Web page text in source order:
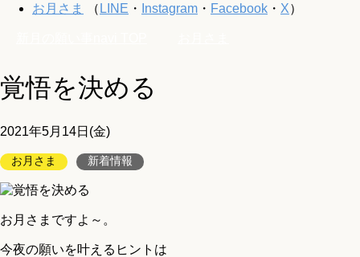
お月さま
（ LINE ・ Instagram ・ Facebook ・ X）
覚悟を決める
2021年5月14日(金)
お月さま 新着情報
お月さまですよ～。
今夜の願いを叶えるヒントは